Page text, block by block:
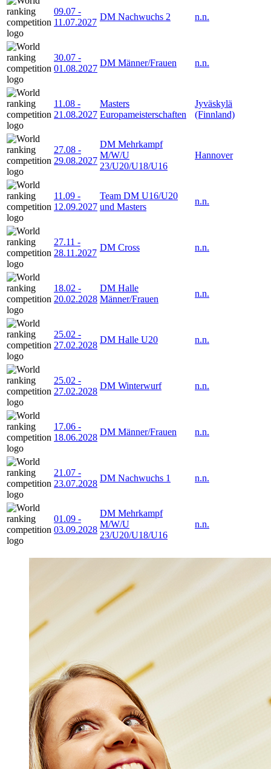
09.07 -
11.07.2027
DM Nachwuchs 2 n.n.
30.07 -
01.08.2027
DM Männer/Frauen n.n.
11.08 -
21.08.2027
Masters
Europameisterschaften
Jyväskylä
(Finnland)
27.08 -
29.08.2027
DM Mehrkampf
M/W/U
23/U20/U18/U16
Hannover
11.09 -
12.09.2027
Team DM U16/U20
und Masters
n.n.
27.11 -
28.11.2027
DM Cross n.n.
18.02 -
20.02.2028
DM Halle
Männer/Frauen
n.n.
25.02 -
27.02.2028
DM Halle U20 n.n.
25.02 -
27.02.2028
DM Winterwurf n.n.
17.06 -
18.06.2028
DM Männer/Frauen n.n.
21.07 -
23.07.2028
DM Nachwuchs 1 n.n.
01.09 -
03.09.2028
DM Mehrkampf
M/W/U
23/U20/U18/U16
n.n.